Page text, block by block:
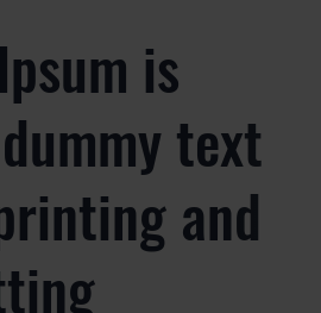
is
text
and